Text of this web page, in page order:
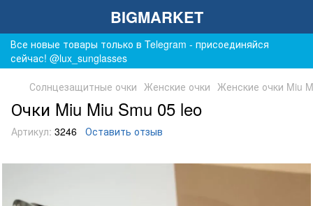
BIGMARKET
Все новые товары только в Telegram - присоединяйся
сейчас! @lux_sunglasses
Солнцезащитные очки Женские очки Женские очки Miu
Очки Miu Miu Smu 05 leo
Артикул: 3246 Оставить отзыв